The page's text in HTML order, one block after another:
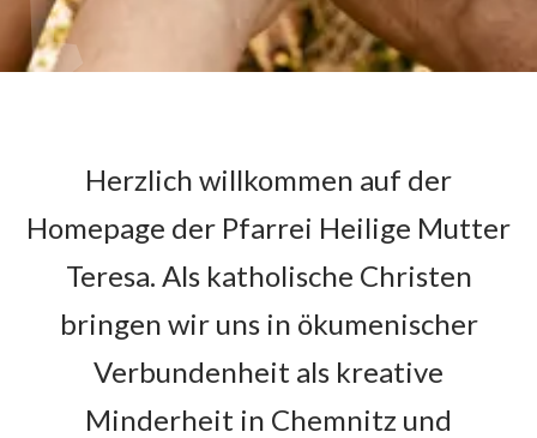
Herzlich willkommen auf der
Homepage der Pfarrei Heilige Mutter
Teresa. Als katholische Christen
bringen wir uns in ökumenischer
Verbundenheit als kreative
Minderheit in Chemnitz und